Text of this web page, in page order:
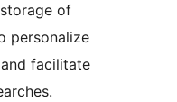
of
personalize
facilitate